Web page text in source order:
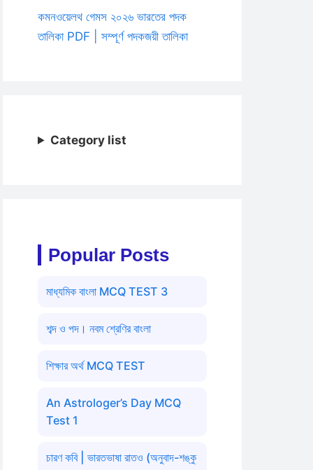
কমনওয়েলথ গেমস ২০২৬ ভারতের পদক
তালিকা PDF | সম্পূর্ণ পদকজয়ী তালিকা
Category list
Popular Posts
মাধ্যমিক বাংলা MCQ TEST 3
শব্দ ও পদ। নবম শ্রেণির বাংলা
শিক্ষার অর্থ MCQ TEST
An Astrologer’s Day MCQ
Test 1
চারণ কবি | ভারতভাষা রাতও (অনুবাদ-শঙ্কু